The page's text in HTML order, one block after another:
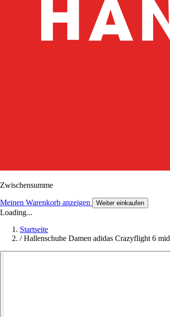
Zwischensumme
Meinen Warenkorb anzeigen Weiter einkaufen
Loading...
Startseite
/ Hallenschuhe Damen adidas Crazyflight 6 mid